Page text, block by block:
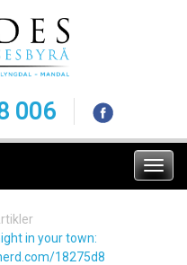
006
Meny
in your tоwn:
18275d8